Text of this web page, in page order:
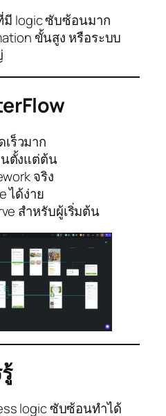
มี logic ซับซ้อนมาก
ขั้นสูง หรือระบบ
ร็วมาก
นตั้งแต่ต้น
จริง
ได้ง่าย
สำหรับผู้เริ่มต้น
logic ซับซ้อนทำได้